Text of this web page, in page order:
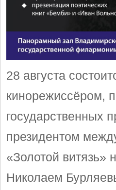
28 августа
кинорежиссёром,
государственных
президентом
«Золотой витязь»
Николаем